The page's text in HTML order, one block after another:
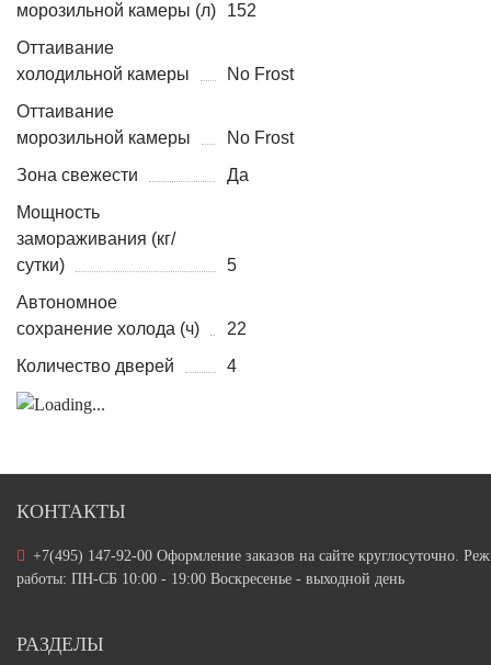
морозильной камеры (л)
152
Оттаивание
холодильной камеры
No Frost
Оттаивание
морозильной камеры
No Frost
Зона свежести
Да
Мощность
замораживания (кг/
сутки)
5
Автономное
сохранение холода (ч)
22
Количество дверей
4
КОНТАКТЫ
+7(495) 147-92-00 Оформление заказов на сайте круглосуточно.
работы: ПН-СБ 10:00 - 19:00 Воскресенье - выходной день
РАЗДЕЛЫ